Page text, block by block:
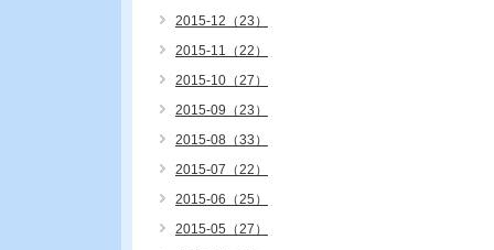
2015-12（23）
2015-11（22）
2015-10（27）
2015-09（23）
2015-08（33）
2015-07（22）
2015-06（25）
2015-05（27）